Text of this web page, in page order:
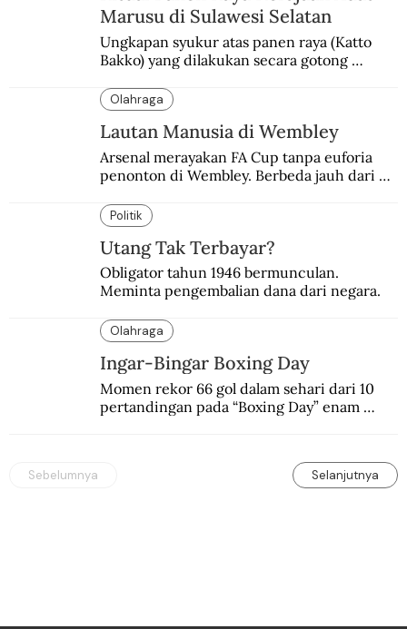
Marusu di Sulawesi Selatan
Ungkapan syukur atas panen raya (Katto
Bakko) yang dilakukan secara gotong
Olahraga
Lautan Manusia di Wembley
Arsenal merayakan FA Cup tanpa euforia
penonton di Wembley. Berbeda jauh dari
silam.
Politik
Utang Tak Terbayar?
Obligator tahun 1946 bermunculan.
Meminta pengembalian dana dari negara.
Olahraga
Ingar-Bingar Boxing Day
Momen rekor 66 gol dalam sehari dari 10
pertandingan pada “Boxing Day” enam
Sebelumnya Selanjutnya